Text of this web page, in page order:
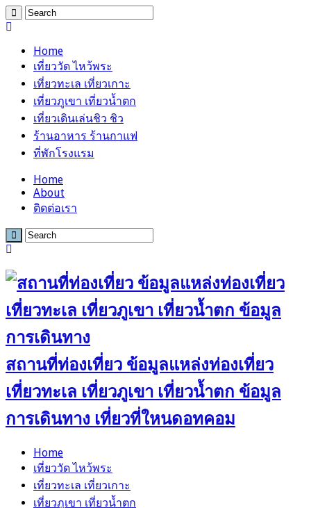
Home
เที่ยววัด ไหว้พระ
เที่ยวทะเล เที่ยวเกาะ
เที่ยวภูเขา เที่ยวน้ำตก
เที่ยวเดินเล่นชิว ชิว
ร้านอาหาร ร้านกาแฟ
ที่พักโรงแรม
Home
About
ติดต่อเรา
สถานที่ท่องเที่ยว ข้อมูลแหล่งท่องเที่ยว
เที่ยวทะเล เที่ยวภูเขา เที่ยวน้ำตก ข้อมูล
การเดินทาง เที่ยวที่ใหนดอทคอม
Home
เที่ยววัด ไหว้พระ
เที่ยวทะเล เที่ยวเกาะ
เที่ยวภูเขา เที่ยวน้ำตก